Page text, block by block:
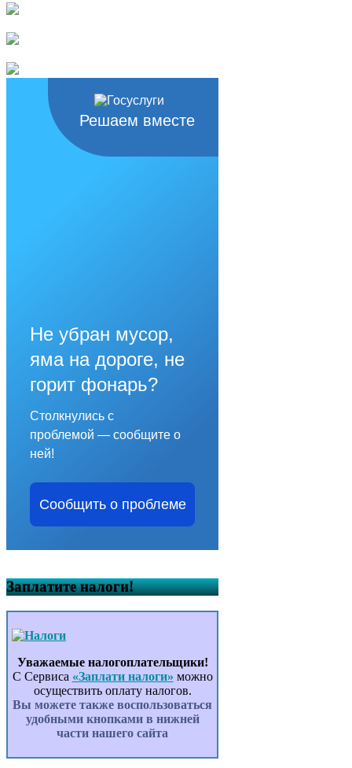
Решаем вместе
Не убран мусор,
яма на дороге, не
горит фонарь?
Столкнулись с
проблемой — сообщите о
ней!
Сообщить о проблеме
Заплатите налоги!
Уважаемые налогоплательщики!
С Сервиса «Заплати налоги» можно
осуществить оплату налогов.
Вы можете также воспользоваться
удобными кнопками в нижней
части нашего сайта